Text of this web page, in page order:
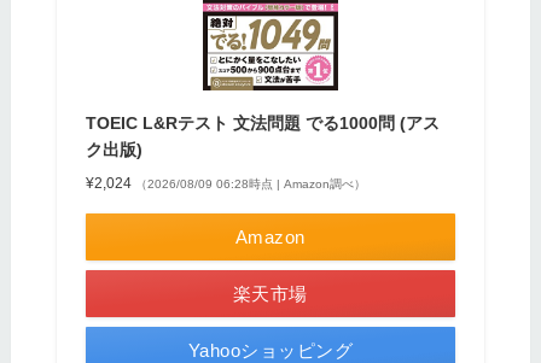
TOEIC L&Rテスト 文法問題 でる1000問 (アス
ク出版)
¥2,024 （2026/08/09 06:28時点 | Amazon調べ）
Amazon
楽天市場
Yahooショッピング